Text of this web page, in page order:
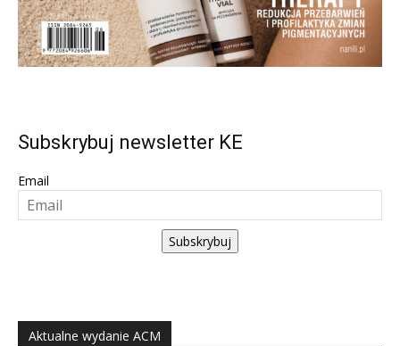
Subskrybuj newsletter KE
Email
Subskrybuj
Aktualne wydanie ACM